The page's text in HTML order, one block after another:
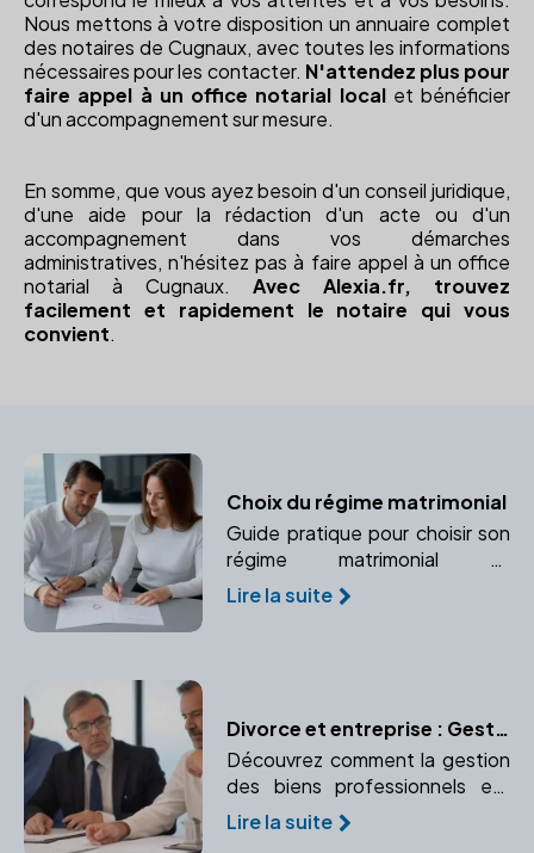
Nous mettons à votre disposition un annuaire complet
des notaires de Cugnaux, avec toutes les informations
nécessaires pour les contacter. N'attendez plus pour
faire appel à un office notarial localet bénéficier
d'un accompagnement sur mesure.
En somme, que vous ayez besoin d'un conseil juridique,
d'une aide pour la rédaction d'un acte ou d'un
accompagnement dans vos démarches
administratives, n'hésitez pas à faire appel à un office
notarial à Cugnaux. Avec Alexia.fr, trouvez
facilement et rapidement le notaire qui vous
convient.
Choix du régime matrimonial
Guide pratique pour choisir son
régime matrimonial et
comprendre les implications
juridiques avec l'aide d'un
Lire la suite
Divorce et entreprise : Gestion des biens professionnels
Découvrez comment la gestion
des biens professionnels est
effectuée lors d'un divorce.
Comprendre la propriété d'une
Lire la suite